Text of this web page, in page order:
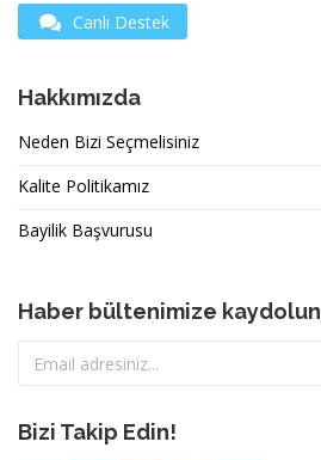
Canlı Destek
Hakkımızda
Neden Bizi Seçmelisiniz
Kalite Politikamız
Bayilik Başvurusu
Haber bültenimize kaydolun
Bizi Takip Edin!